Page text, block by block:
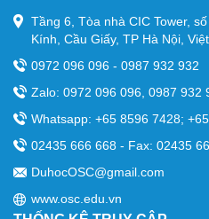
Tầng 6, Tòa nhà CIC Tower,
Kính, Cầu Giấy, TP Hà Nội,
0972 096 096 - 0987 932 932
Zalo: 0972 096 096, 0987 932
Whatsapp: +65 8596 7428;
02435 666 668 - Fax: 02435
DuhocOSC@gmail.com
www.osc.edu.vn